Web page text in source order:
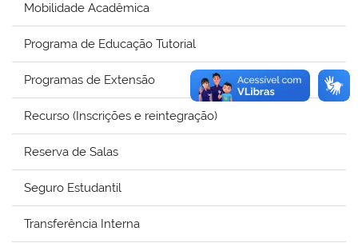
Mobilidade Acadêmica
Programa de Educação Tutorial
Programas de Extensão
Recurso (Inscrições e reintegração)
Reserva de Salas
Seguro Estudantil
Transferência Interna